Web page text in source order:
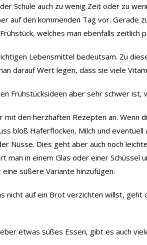
Schule auch zu wenig Zeit oder zu
auf den kommenden Tag vor. Gerade
welches man ebenfalls zeitlich
Lebensmittel bedeutsam. Zu
darauf Wert legen, dass sie viele
Frühstücksideen aber sehr schwer
mit den herzhaften Rezepten an. Wenn
bloß Haferflocken, Milch und
Nüsse. Dies geht aber auch noch
man in einem Glas oder einer Schüssel
süßere Variante hinzufügen.
nicht auf ein Brot verzichten willst, geht
etwas süßes Essen, gibt es auch